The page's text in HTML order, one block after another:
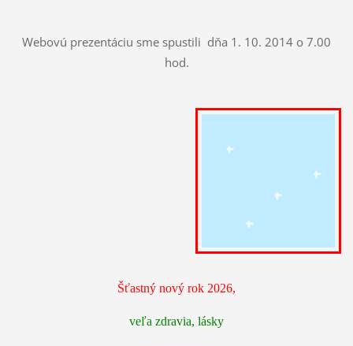
Webovú prezentáciu sme spustili dňa 1. 10. 2014 o 7.00
hod.
Šťastný nový rok 2026,
veľa zdravia, lásky